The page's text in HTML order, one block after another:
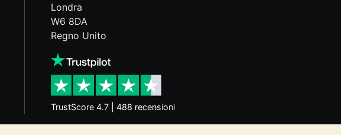
Londra
W6 8DA
Regno Unito
TrustScore 4.7 | 488 recensioni